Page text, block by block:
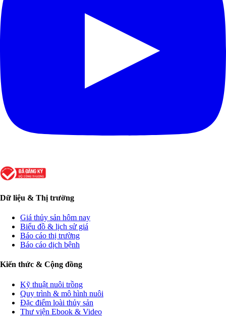
Dữ liệu & Thị trường
Giá thủy sản hôm nay
Biểu đồ & lịch sử giá
Báo cáo thị trường
Báo cáo dịch bệnh
Kiến thức & Cộng đồng
Kỹ thuật nuôi trồng
Quy trình & mô hình nuôi
Đặc điểm loài thủy sản
Thư viện Ebook & Video